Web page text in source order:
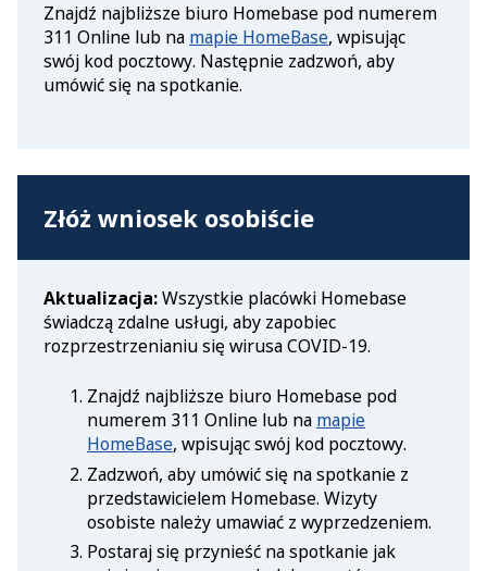
Znajdź najbliższe biuro Homebase pod numerem
311 Online lub na mapie HomeBase, wpisując
swój kod pocztowy. Następnie zadzwoń, aby
umówić się na spotkanie.
Złóż wniosek osobiście
Aktualizacja:Wszystkie placówki Homebase
świadczą zdalne usługi, aby zapobiec
rozprzestrzenianiu się wirusa COVID-19.
Znajdź najbliższe biuro Homebase pod
numerem 311 Online lub na mapie
HomeBase, wpisując swój kod pocztowy.
Zadzwoń, aby umówić się na spotkanie z
przedstawicielem Homebase. Wizyty
osobiste należy umawiać z wyprzedzeniem.
Postaraj się przynieść na spotkanie jak